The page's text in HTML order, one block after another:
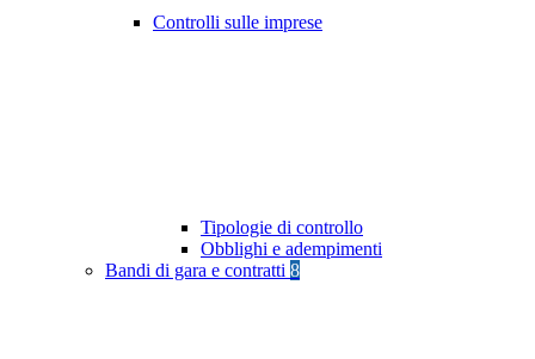
Controlli sulle imprese
Tipologie di controllo
Obblighi e adempimenti
Bandi di gara e contratti 8